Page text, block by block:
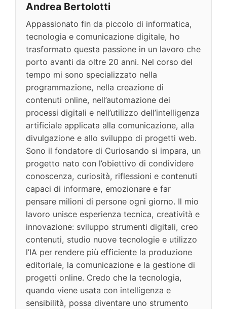
Andrea Bertolotti
Appassionato fin da piccolo di informatica,
tecnologia e comunicazione digitale, ho
trasformato questa passione in un lavoro che
porto avanti da oltre 20 anni. Nel corso del
tempo mi sono specializzato nella
programmazione, nella creazione di
contenuti online, nell’automazione dei
processi digitali e nell’utilizzo dell’intelligenza
artificiale applicata alla comunicazione, alla
divulgazione e allo sviluppo di progetti web.
Sono il fondatore di Curiosando si impara, un
progetto nato con l’obiettivo di condividere
conoscenza, curiosità, riflessioni e contenuti
capaci di informare, emozionare e far
pensare milioni di persone ogni giorno. Il mio
lavoro unisce esperienza tecnica, creatività e
innovazione: sviluppo strumenti digitali, creo
contenuti, studio nuove tecnologie e utilizzo
l’IA per rendere più efficiente la produzione
editoriale, la comunicazione e la gestione di
progetti online. Credo che la tecnologia,
quando viene usata con intelligenza e
sensibilità, possa diventare uno strumento